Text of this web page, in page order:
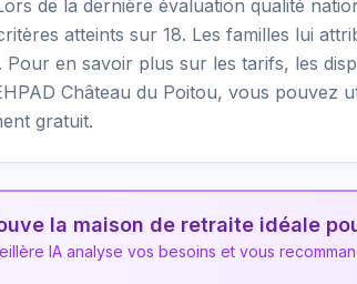
de la dernière évaluation qualité
atteints sur 18. Les familles lui
Pour en savoir plus sur les tarifs, les
Château du Poitou, vous pouvez
gratuit.
la maison de retraite idéale
IA analyse vos besoins et vous